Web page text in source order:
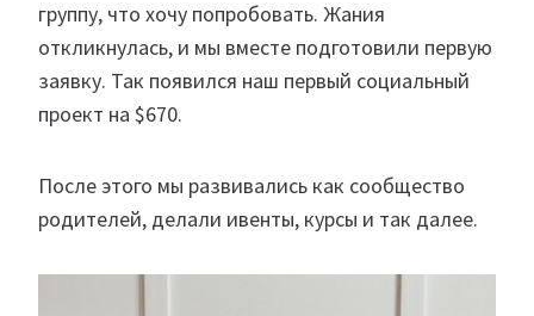
группу, что хочу попробовать. Жания
откликнулась, и мы вместе подготовили первую
заявку. Так появился наш первый социальный
проект на $670.
После этого мы развивались как сообщество
родителей, делали ивенты, курсы и так далее.